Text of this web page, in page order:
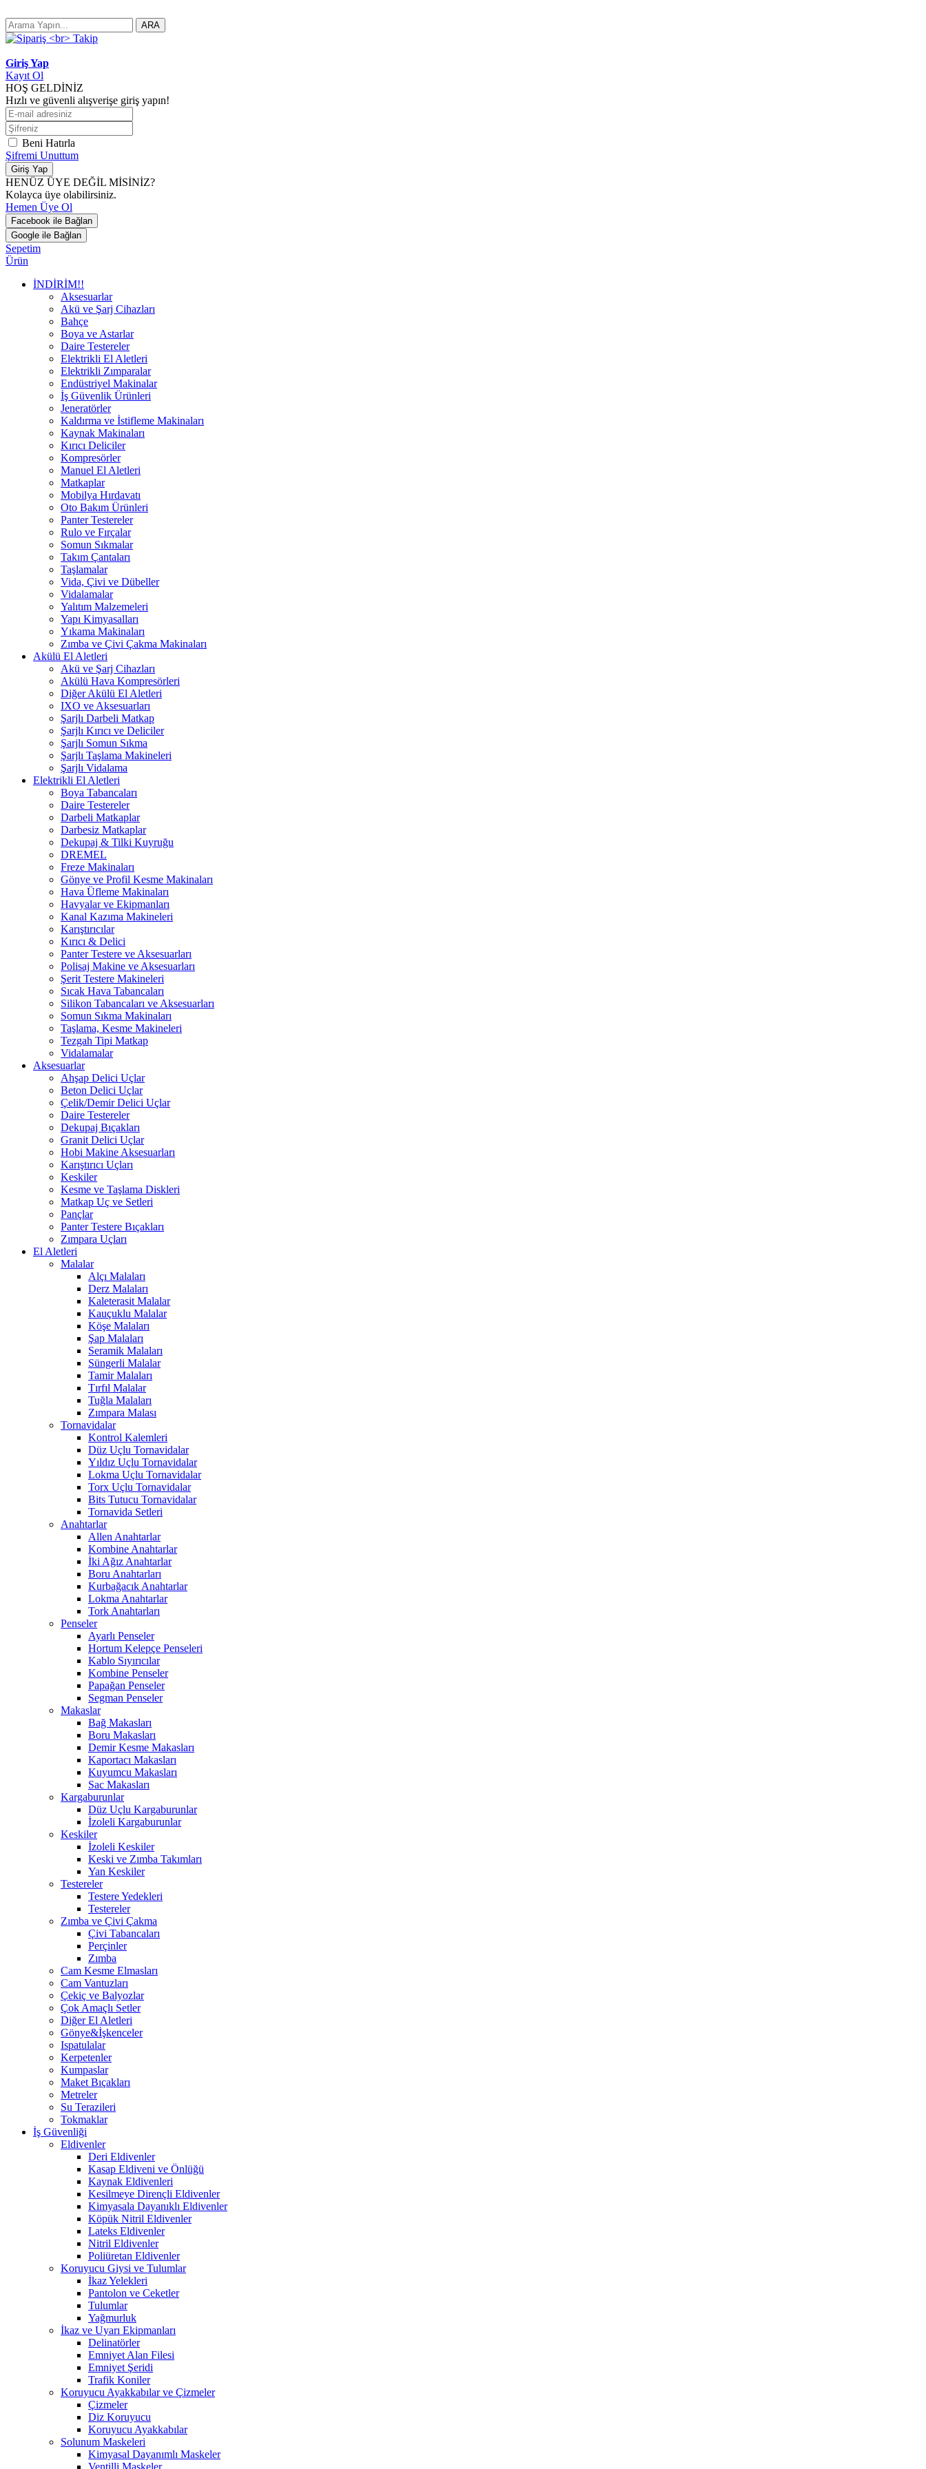
ARA
Giriş Yap
Kayıt Ol
HOŞ GELDİNİZ
Hızlı ve güvenli alışverişe giriş yapın!
Beni Hatırla
Şifremi Unuttum
Giriş Yap
HENÜZ ÜYE DEĞİL MİSİNİZ?
Kolayca üye olabilirsiniz.
Hemen Üye Ol
Facebook ile Bağlan
Google ile Bağlan
Sepetim
Ürün
İNDİRİM!!
Aksesuarlar
Akü ve Şarj Cihazları
Bahçe
Boya ve Astarlar
Daire Testereler
Elektrikli El Aletleri
Elektrikli Zımparalar
Endüstriyel Makinalar
İş Güvenlik Ürünleri
Jeneratörler
Kaldırma ve İstifleme Makinaları
Kaynak Makinaları
Kırıcı Deliciler
Kompresörler
Manuel El Aletleri
Matkaplar
Mobilya Hırdavatı
Oto Bakım Ürünleri
Panter Testereler
Rulo ve Fırçalar
Somun Sıkmalar
Takım Çantaları
Taşlamalar
Vida, Çivi ve Dübeller
Vidalamalar
Yalıtım Malzemeleri
Yapı Kimyasalları
Yıkama Makinaları
Zımba ve Çivi Çakma Makinaları
Akülü El Aletleri
Akü ve Şarj Cihazları
Akülü Hava Kompresörleri
Diğer Akülü El Aletleri
IXO ve Aksesuarları
Şarjlı Darbeli Matkap
Şarjlı Kırıcı ve Deliciler
Şarjlı Somun Sıkma
Şarjlı Taşlama Makineleri
Şarjlı Vidalama
Elektrikli El Aletleri
Boya Tabancaları
Daire Testereler
Darbeli Matkaplar
Darbesiz Matkaplar
Dekupaj & Tilki Kuyruğu
DREMEL
Freze Makinaları
Gönye ve Profil Kesme Makinaları
Hava Üfleme Makinaları
Havyalar ve Ekipmanları
Kanal Kazıma Makineleri
Karıştırıcılar
Kırıcı & Delici
Panter Testere ve Aksesuarları
Polisaj Makine ve Aksesuarları
Şerit Testere Makineleri
Sıcak Hava Tabancaları
Silikon Tabancaları ve Aksesuarları
Somun Sıkma Makinaları
Taşlama, Kesme Makineleri
Tezgah Tipi Matkap
Vidalamalar
Aksesuarlar
Ahşap Delici Uçlar
Beton Delici Uçlar
Çelik/Demir Delici Uçlar
Daire Testereler
Dekupaj Bıçakları
Granit Delici Uçlar
Hobi Makine Aksesuarları
Karıştırıcı Uçları
Keskiler
Kesme ve Taşlama Diskleri
Matkap Uç ve Setleri
Pançlar
Panter Testere Bıçakları
Zımpara Uçları
El Aletleri
Malalar
Alçı Malaları
Derz Malaları
Kaleterasit Malalar
Kauçuklu Malalar
Köşe Malaları
Şap Malaları
Seramik Malaları
Süngerli Malalar
Tamir Malaları
Tırfıl Malalar
Tuğla Malaları
Zımpara Malası
Tornavidalar
Kontrol Kalemleri
Düz Uçlu Tornavidalar
Yıldız Uçlu Tornavidalar
Lokma Uçlu Tornavidalar
Torx Uçlu Tornavidalar
Bits Tutucu Tornavidalar
Tornavida Setleri
Anahtarlar
Allen Anahtarlar
Kombine Anahtarlar
İki Ağız Anahtarlar
Boru Anahtarları
Kurbağacık Anahtarlar
Lokma Anahtarlar
Tork Anahtarları
Penseler
Ayarlı Penseler
Hortum Kelepçe Penseleri
Kablo Sıyırıcılar
Kombine Penseler
Papağan Penseler
Segman Penseler
Makaslar
Bağ Makasları
Boru Makasları
Demir Kesme Makasları
Kaportacı Makasları
Kuyumcu Makasları
Sac Makasları
Kargaburunlar
Düz Uçlu Kargaburunlar
İzoleli Kargaburunlar
Keskiler
İzoleli Keskiler
Keski ve Zımba Takımları
Yan Keskiler
Testereler
Testere Yedekleri
Testereler
Zımba ve Çivi Çakma
Çivi Tabancaları
Perçinler
Zımba
Cam Kesme Elmasları
Cam Vantuzları
Çekiç ve Balyozlar
Çok Amaçlı Setler
Diğer El Aletleri
Gönye&İşkenceler
Ispatulalar
Kerpetenler
Kumpaslar
Maket Bıçakları
Metreler
Su Terazileri
Tokmaklar
İş Güvenliği
Eldivenler
Deri Eldivenler
Kasap Eldiveni ve Önlüğü
Kaynak Eldivenleri
Kesilmeye Dirençli Eldivenler
Kimyasala Dayanıklı Eldivenler
Köpük Nitril Eldivenler
Lateks Eldivenler
Nitril Eldivenler
Poliüretan Eldivenler
Koruyucu Giysi ve Tulumlar
İkaz Yelekleri
Pantolon ve Ceketler
Tulumlar
Yağmurluk
İkaz ve Uyarı Ekipmanları
Delinatörler
Emniyet Alan Filesi
Emniyet Şeridi
Trafik Koniler
Koruyucu Ayakkabılar ve Çizmeler
Çizmeler
Diz Koruyucu
Koruyucu Ayakkabılar
Solunum Maskeleri
Kimyasal Dayanımlı Maskeler
Ventilli Maskeler